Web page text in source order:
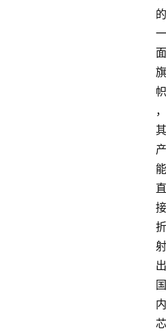
的
一
面
旗
帜
，
其
产
能
直
接
折
射
出
国
内
芯